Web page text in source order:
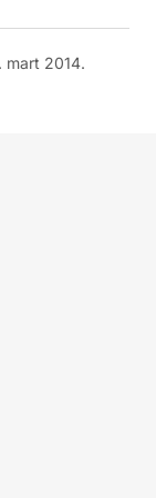
mart 2014.